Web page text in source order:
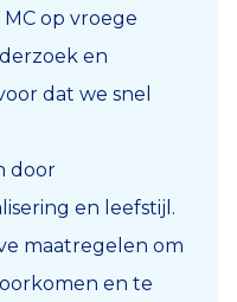
op vroege
en
dat we snel
door
en leefstijl.
maatregelen om
en te